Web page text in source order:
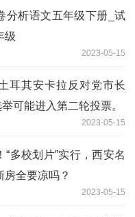
分析语文五年级下册_试
级
2023-05-15
耳其安卡拉反对党市长
可能进入第二轮投票。
2023-05-15
“多校划片”实行，西安名
房全要凉吗？
2023-05-15